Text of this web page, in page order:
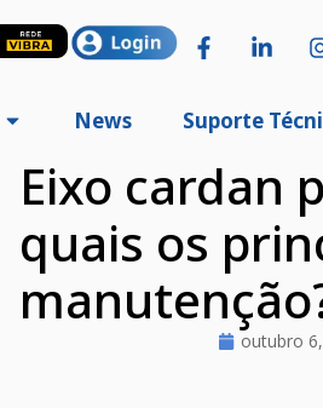
News Suporte
Eixo cardan
quais os
outubro